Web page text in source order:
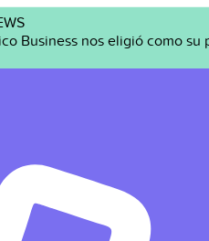
Business nos eligió como su